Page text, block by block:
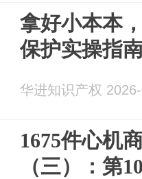
拿好小本本
保护实操指
华进知识产权
1675件心机
（三）：第